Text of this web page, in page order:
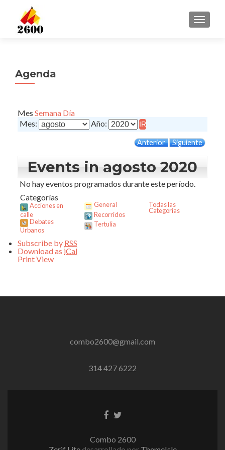
Agenda
Mes Semana Día
Mes:
Año:
Anterior Siguiente
Events in agosto 2020
No hay eventos programados durante este período.
Categorías
Acciones en
calle
Debates
Urbanos
General
Recorridos
Tertulia
Todas las
Categorías
Subscribe by RSS
Download as iCal
PrintView
combo2600@gmail.com
314 427 6222
EnlaceEnlace
Combo 2600